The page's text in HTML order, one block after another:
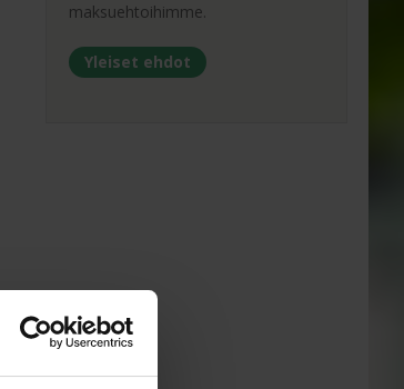
maksuehtoihimme.
Yleiset ehdot